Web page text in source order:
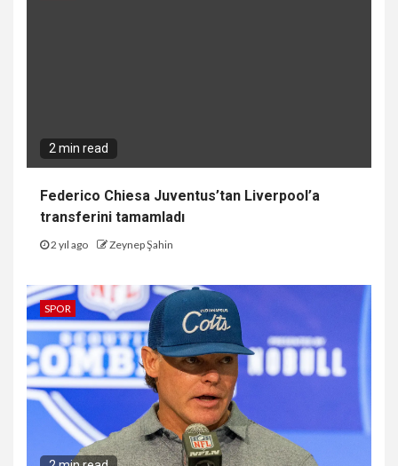
2 min read
Federico Chiesa Juventus’tan Liverpool’a
transferini tamamladı
2 yıl ago Zeynep Şahin
SPOR